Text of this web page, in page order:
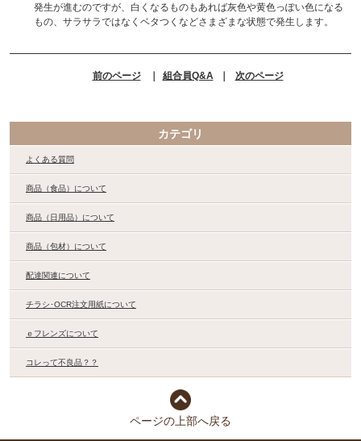
発生が進むのですが、白くなるものもあれば灰色や黄色っぽい色になる
もの、サラサラではなくベタつくなどさまざまな状態で発生します。
前のページ ｜ 組合員Q&A ｜ 次のページ
カテゴリ
よくある質問
商品（食品）について
商品（日用品）について
商品（包材）について
配達関連について
チラシ･OCR注文用紙について
ｅフレンズについて
コレって不良品？？
ページの上部へ戻る